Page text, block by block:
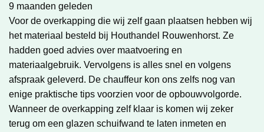
9 maanden geleden
Voor de overkapping die wij zelf gaan plaatsen hebben wij
het materiaal besteld bij Houthandel Rouwenhorst. Ze
hadden goed advies over maatvoering en
materiaalgebruik. Vervolgens is alles snel en volgens
afspraak geleverd. De chauffeur kon ons zelfs nog van
enige praktische tips voorzien voor de opbouwvolgorde.
Wanneer de overkapping zelf klaar is komen wij zeker
terug om een glazen schuifwand te laten inmeten en